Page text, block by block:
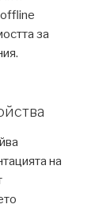
offline
за
на